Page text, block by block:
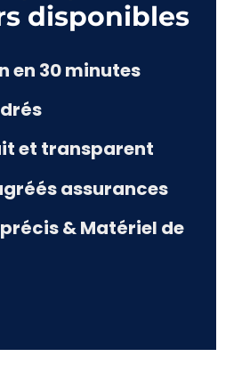
disponibles
en 30 minutes
et transparent
assurances
& Matériel de